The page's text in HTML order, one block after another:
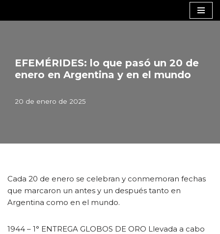
EFEMÉRIDES: lo que pasó un 20 de
enero en Argentina y en el mundo
20 de enero de 2025
Cada 20 de enero se celebran y conmemoran fechas
que marcaron un antes y un después tanto en
Argentina como en el mundo.
1944 – 1° ENTREGA GLOBOS DE ORO Llevada a cabo